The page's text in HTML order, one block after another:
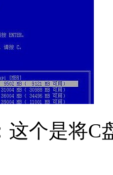
个是将C